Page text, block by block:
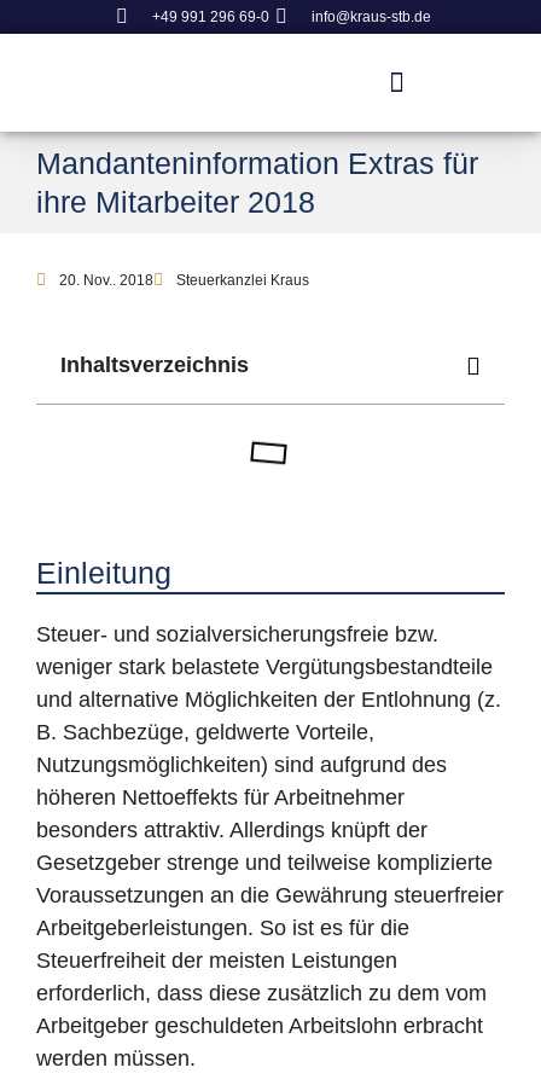
+49 991 296 69-0 info@kraus-stb.de
Mandanteninformation Extras für
ihre Mitarbeiter 2018
20. Nov.. 2018 Steuerkanzlei Kraus
Inhaltsverzeichnis
Einleitung
Steuer- und sozialversicherungsfreie bzw.
weniger stark belastete Vergütungsbestandteile
und alternative Möglichkeiten der Entlohnung (z.
B. Sachbezüge, geldwerte Vorteile,
Nutzungsmöglichkeiten) sind aufgrund des
höheren Nettoeffekts für Arbeitnehmer
besonders attraktiv. Allerdings knüpft der
Gesetzgeber strenge und teilweise komplizierte
Voraussetzungen an die Gewährung steuerfreier
Arbeitgeberleistungen. So ist es für die
Steuerfreiheit der meisten Leistungen
erforderlich, dass diese zusätzlich zu dem vom
Arbeitgeber geschuldeten Arbeitslohn erbracht
werden müssen.